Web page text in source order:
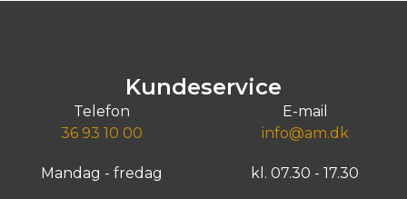
Kundeservice
Telefon
36 93 10 00
E-mail
info@am.dk
Mandag - fredag kl. 07.30 - 17.30